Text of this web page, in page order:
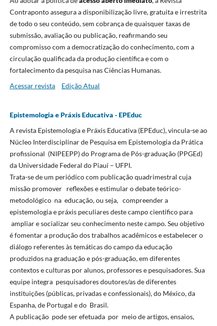
Contraponto assegura a disponibilização livre, gratuita e irrestrita
de todo o seu conteúdo, sem cobrança de quaisquer taxas de
submissão, avaliação ou publicação, reafirmando seu
compromisso com a democratização do conhecimento, com a
circulação qualificada da produção científica e com o
fortalecimento da pesquisa nas Ciências Humanas.
Acessar revista
Edição Atual
Epistemologia e Práxis Educativa - EPEduc
A revista Epistemologia e Práxis Educativa (EPEduc), vincula-se ao
Núcleo Interdisciplinar de Pesquisa em Epistemologia da Prática
profissional (NIPEEPP) do Programa de Pós-graduação (PPGEd)
da Universidade Federal do Piauí – UFPI.
Trata-se de um periódico com publicação quadrimestral cuja
missão promover reflexões e estimular o debate teórico-
metodológico na educação, ou seja, compreender a
epistemologia e práxis peculiares deste campo cientifico para
ampliar e socializar seu conhecimento neste campo. Seu objetivo
é fomentar a produção dos trabalhos acadêmicos e estabelecer o
diálogo referentes às temáticas do campo da educação
produzidos na graduação e pós-graduação, em diferentes
contextos e culturas por alunos, professores e pesquisadores. Sua
equipe integra pesquisadores doutores/as de diferentes
instituições (públicas, privadas e confessionais), do México, da
Espanha, de Portugal e do Brasil.
A publicação pode ser efetuada por meio de artigos, ensaios,